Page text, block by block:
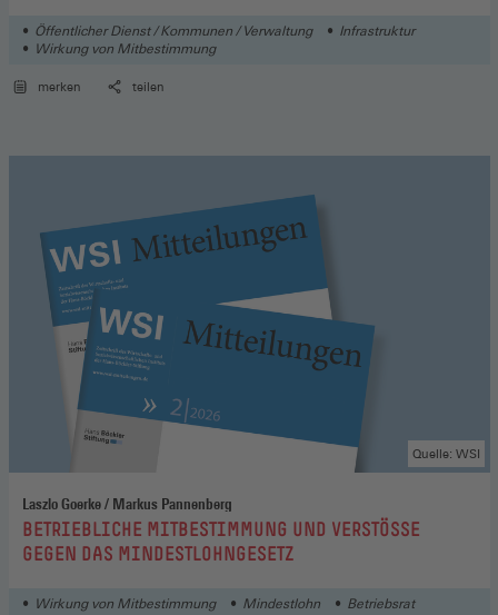
Öffentlicher Dienst / Kommunen / Verwaltung
Infrastruktur
Wirkung von Mitbestimmung
merken teilen
Laszlo Goerke / Markus Pannenberg
:BETRIEBLICHE MITBESTIMMUNG UND VERSTÖSSE G
EGEN DAS MINDESTLOHNGESETZ
Quelle: WSI
Wirkung von Mitbestimmung Mindestlohn Betriebsrat